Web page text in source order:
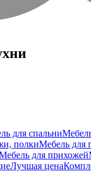
для спальни
полкиМебель для
для прихожей
Лучшая цена